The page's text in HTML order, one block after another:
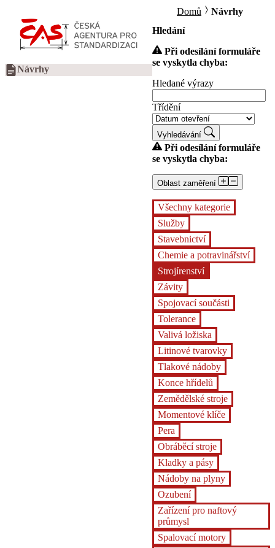
Návrhy
Domů
Návrhy
Hledání
Při odesílání formuláře
se vyskytla chyba:
Hledané výrazy
Třídění
Vyhledávání
Při odesílání formuláře
se vyskytla chyba:
Oblast zaměření
Všechny kategorie
Služby
Stavebnictví
Chemie a potravinářství
Strojírenství
Závity
Spojovací součásti
Tolerance
Valivá ložiska
Litinové tvarovky
Tlakové nádoby
Konce hřídelů
Zemědělské stroje
Momentové klíče
Pera
Obráběcí stroje
Kladky a pásy
Nádoby na plyny
Ozubení
Zařízení pro naftový
průmysl
Spalovací motory